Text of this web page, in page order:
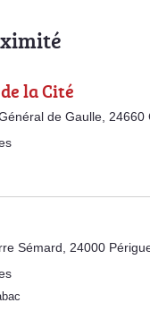
la Cité
de Gaulle, 24660
Sémard, 24000